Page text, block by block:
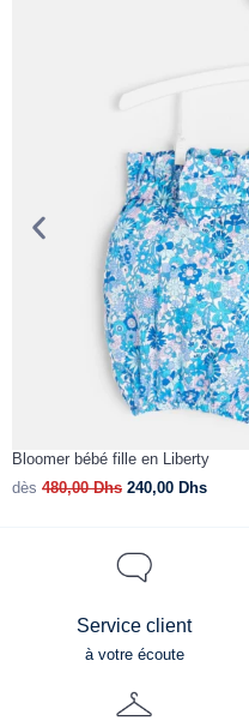
Bloomer bébé fille en Liberty
dès 480,00Dhs 240,00 Dhs
Service client
à votre écoute